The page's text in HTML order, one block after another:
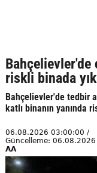
Bahçelievler'de
riskli binada
Bahçelievler'de tedbir
katlı binanın yanında
06.08.2026 03:00:00 /
Güncelleme:
AA